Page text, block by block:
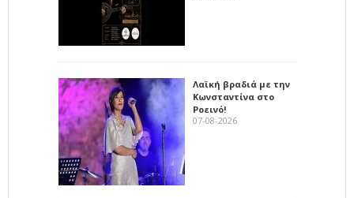
Λαϊκή βραδιά με την
Κωνσταντίνα στο
Ροεινό!
07-08-2026